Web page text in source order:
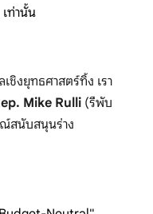
เท่านั้น
ชิงยุทธศาสตร์ทิ้ง เรา
Mike Rulli (รีพับ
ณ์สนับสนุนร่าง